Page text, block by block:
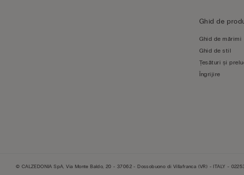
Ghid de
Ghid de mărimi
Ghid de stil
Țesături și
Îngrijire
© CALZEDONIA SpA, Via Monte Baldo, 20 - 37062 - Dossobuono di Villafranca (VR) - ITALY -